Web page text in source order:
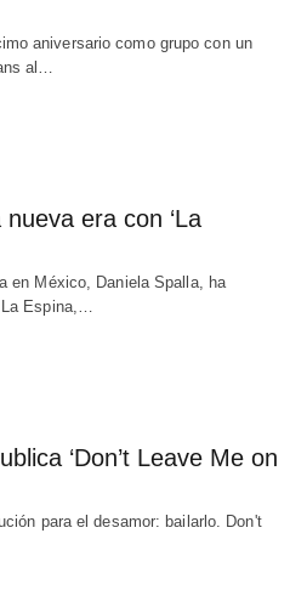
aniversario como grupo con un
al…
era con ‘La
en México, Daniela Spalla, ha
Espina,…
‘Don’t Leave Me on
para el desamor: bailarlo. Don't